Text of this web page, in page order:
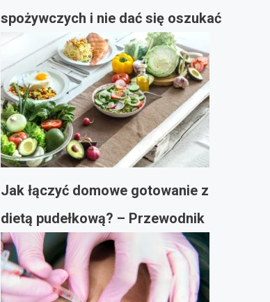
spożywczych i nie dać się oszukać
Jak łączyć domowe gotowanie z
dietą pudełkową? – Przewodnik